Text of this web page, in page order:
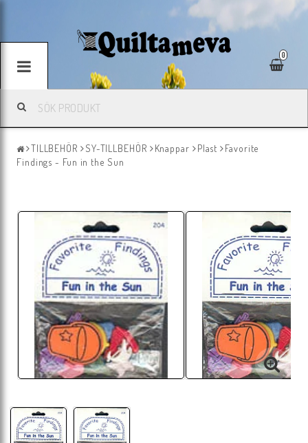
0
TILLBEHÖR SY-TILLBEHÖR Knappar Plast
Favorite
Findings - Fun in the Sun